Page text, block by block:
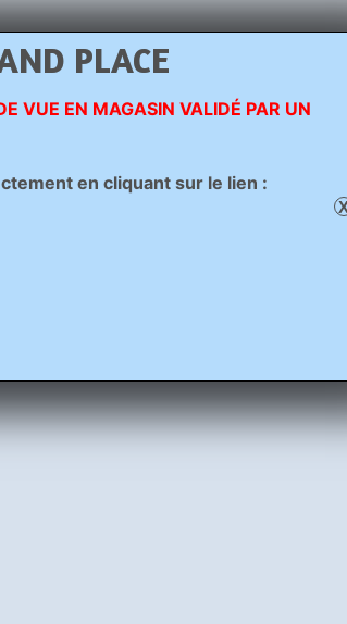
ma correction le moment venu, Pour
PLACE
VUE EN MAGASIN VALIDÉ PAR UN
en cliquant sur le lien :